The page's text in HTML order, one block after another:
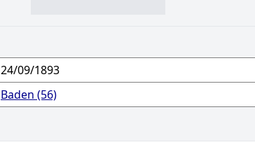
24/09/1893
Baden (56)